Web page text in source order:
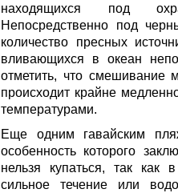
находящихся под
Непосредственно под
количество пресных
вливающихся в океан
отметить, что смешивание
происходит крайне
температурами.
Еще одним гавайским
особенность которого
нельзя купаться, так как
сильное течение или